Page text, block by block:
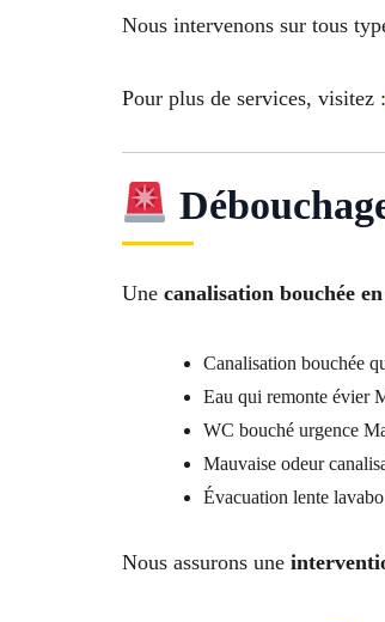
Nous intervenons sur tous
Pour plus de services, visitez :
Une canalisation bouchée
Canalisation bouchée
Eau qui remonte évier
WC bouché urgence
Mauvaise odeur
Évacuation lente
Nous assurons une